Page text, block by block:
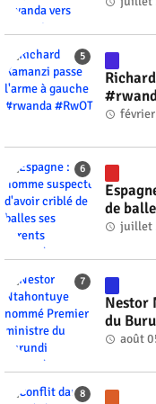
de
juillet
Nestor
du
août